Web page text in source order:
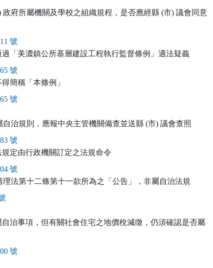
府所屬機關及學校之組織規程，是否應經縣 (市) 議會同意
號
「美濃鎮公所基層建設工程執行監督條例」適法疑義
號
簡稱「本條例」
號
治規則，應報中央主管機關備查並送縣 (市) 議會查照
號
定由行政機關訂定之法規命令
號
法第十二條第十一款所為之「公告」，非屬自治法規
治事項，但有關社會住宅之地價稅減徵，仍須確認是否屬
號